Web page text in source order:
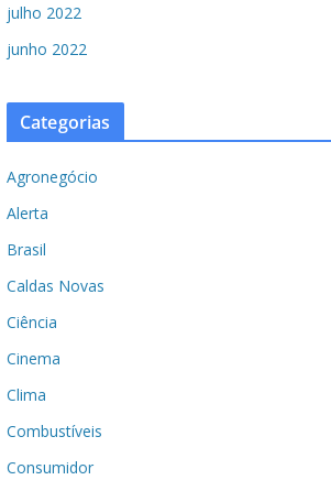
julho 2022
junho 2022
Categorias
Agronegócio
Alerta
Brasil
Caldas Novas
Ciência
Cinema
Clima
Combustíveis
Consumidor